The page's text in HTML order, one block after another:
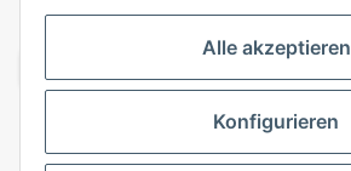
Alle akzeptieren
Konfigurieren